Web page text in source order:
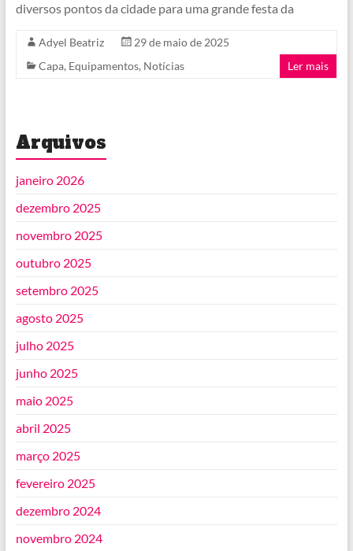
diversos pontos da cidade para uma grande festa da
Adyel Beatriz
29 de maio de 2025
Capa, Equipamentos, Notícias Ler mais
Arquivos
janeiro 2026
dezembro 2025
novembro 2025
outubro 2025
setembro 2025
agosto 2025
julho 2025
junho 2025
maio 2025
abril 2025
março 2025
fevereiro 2025
dezembro 2024
novembro 2024